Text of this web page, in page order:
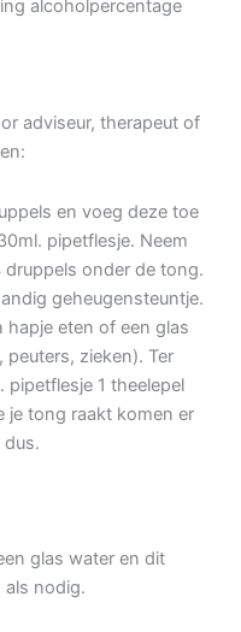
alcoholpercentage
adviseur, therapeut of
en voeg deze toe
pipetflesje. Neem
druppels onder de tong.
geheugensteuntje.
eten of een glas
zieken). Ter
1 theelepel
je tong raakt komen er
glas water en dit
als nodig.